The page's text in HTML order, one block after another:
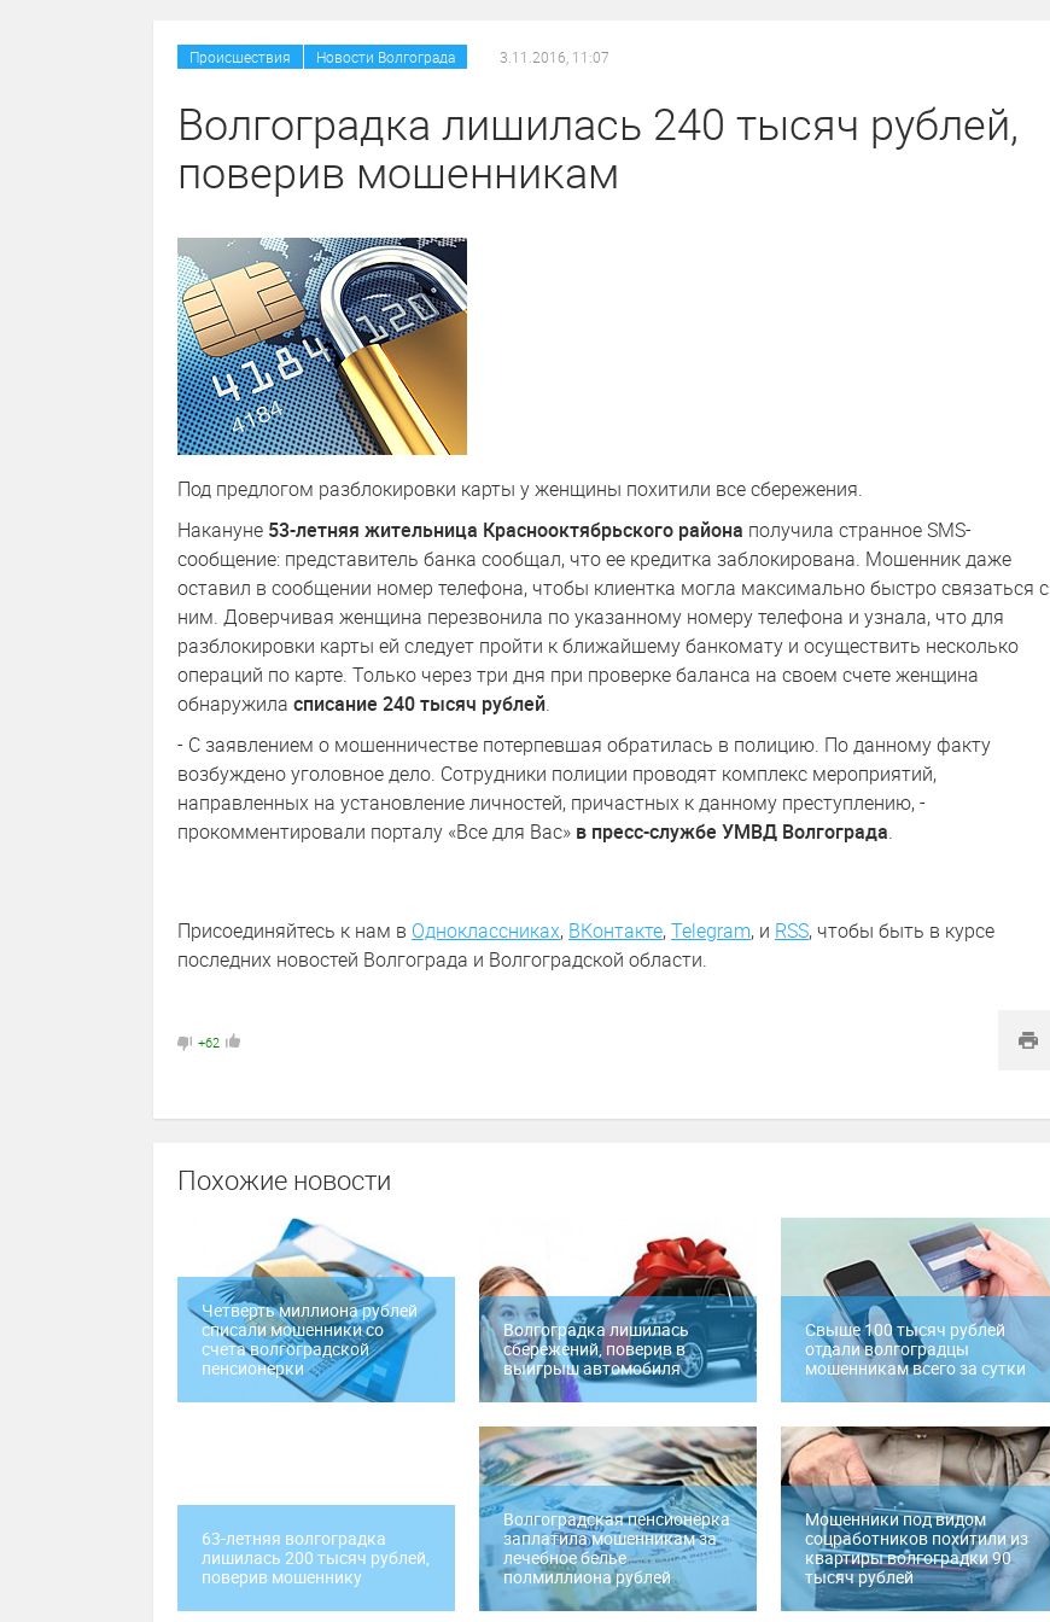
Происшествия Новости Волгограда 3.11.2016, 11:07
Волгоградка лишилась 240 тысяч рублей,
поверив мошенникам
Под предлогом разблокировки карты у женщины похитили все сбережения.
Накануне 53-летняя жительница Краснооктябрьского района получила странное SMS-
сообщение: представитель банка сообщал, что ее кредитка заблокирована. Мошенник даже
оставил в сообщении номер телефона, чтобы клиентка могла максимально быстро связаться с
ним. Доверчивая женщина перезвонила по указанному номеру телефона и узнала, что для
разблокировки карты ей следует пройти к ближайшему банкомату и осуществить несколько
операций по карте. Только через три дня при проверке баланса на своем счете женщина
обнаружила списание 240 тысяч рублей.
- С заявлением о мошенничестве потерпевшая обратилась в полицию. По данному факту
возбуждено уголовное дело. Сотрудники полиции проводят комплекс мероприятий,
направленных на установление личностей, причастных к данному преступлению, -
прокомментировали порталу «Все для Вас» в пресс-службе УМВД Волгограда.
Присоединяйтесь к нам в Одноклассниках, ВКонтакте,Telegram, и RSS, чтобы быть в курсе
последних новостей Волгограда и Волгоградской области.
+62
Похожие новости
Четверть миллиона рублей
списали мошенники со
счета волгоградской
пенсионерки
Волгоградка лишилась
сбережений, поверив в
выигрыш автомобиля
Свыше 100 тысяч рублей
отдали волгоградцы
мошенникам всего за сутки
63-летняя волгоградка
лишилась 200 тысяч рублей,
поверив мошеннику
Волгоградская пенсионерка
заплатила мошенникам за
лечебное белье
полмиллиона рублей
Мошенники под видом
соцработников похитили из
квартиры волгоградки 90
тысяч рублей